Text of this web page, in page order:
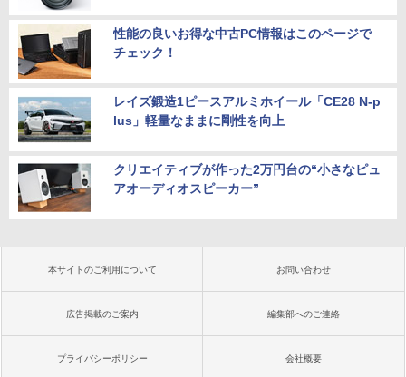
性能の良いお得な中古PC情報はこのページで
チェック！
レイズ鍛造1ピースアルミホイール「CE28 N-p
lus」軽量なままに剛性を向上
クリエイティブが作った2万円台の“小さなピュ
アオーディオスピーカー”
本サイトのご利用について お問い合わせ
広告掲載のご案内 編集部へのご連絡
プライバシーポリシー 会社概要